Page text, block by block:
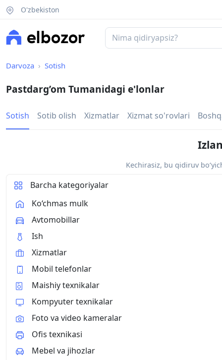
O'zbekiston
Darvoza Sotish
Pastdarg’om Tumanidagi e'lonlar
Sotish Sotib olish Xizmatlar Xizmat so'rovlari
Kechirasiz, bu qidiruv
Barcha kategoriyalar
Ko‘chmas mulk
Avtomobillar
Ish
Xizmatlar
Mobil telefonlar
Maishiy texnikalar
Kompyuter texnikalar
Foto va video kameralar
Ofis texnikasi
Mebel va jihozlar